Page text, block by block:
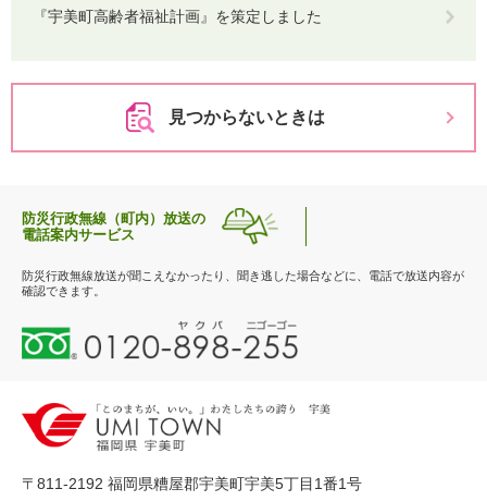
『宇美町高齢者福祉計画』を策定しました
見つからないときは
防災行政無線（町内）放送の
電話案内サービス
防災行政無線放送が聞こえなかったり、聞き逃した場合などに、電話で放送内容が
確認できます。
0
1
-
8
〒811-2192 福岡県糟屋郡宇美町宇美5丁目1番1号